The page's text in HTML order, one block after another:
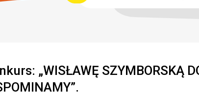
„WISŁAWĘ SZYMBORSKĄ